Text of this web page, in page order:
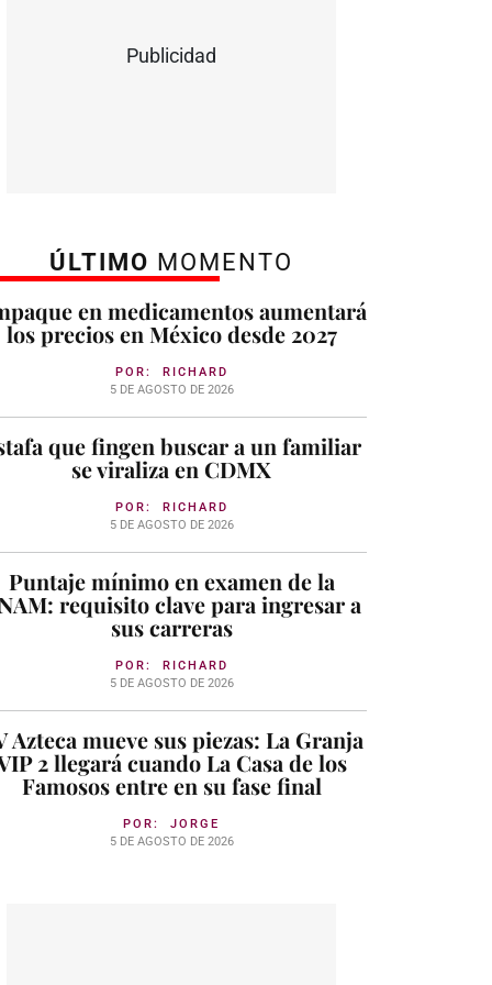
Publicidad
ÚLTIMO MOMENTO
en medicamentos aumentará
los precios en México desde 2027
POR: RICHARD
5 DE AGOSTO DE 2026
que fingen buscar a un familiar
se viraliza en CDMX
POR: RICHARD
5 DE AGOSTO DE 2026
Puntaje mínimo en examen de la
requisito clave para ingresar a
sus carreras
POR: RICHARD
5 DE AGOSTO DE 2026
Azteca mueve sus piezas: La Granja
2 llegará cuando La Casa de los
Famosos entre en su fase final
POR: JORGE
5 DE AGOSTO DE 2026